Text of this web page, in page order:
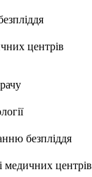
центрів
безпліддя
медичних центрів